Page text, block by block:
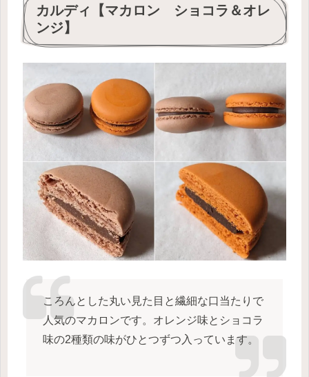
カルディ【マカロン ショコラ＆オレ
ンジ】
ころんとした丸い見た目と繊細な口当たりで
人気のマカロンです。オレンジ味とショコラ
味の2種類の味がひとつずつ入っています。